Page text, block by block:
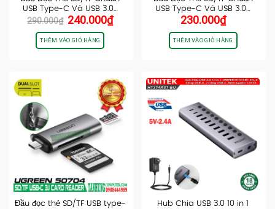
USB Type-C Và USB 3.0…
290.000₫ Giá
gốc
là:
290.000₫.
240.000₫Giá
THÊM VÀO GIỎ HÀNG
USB Type-C Và USB 3.0…
230.000₫
THÊM VÀO GIỎ HÀNG
Đầu đọc thẻ SD/TF USB type-
Hub Chia USB 3.0 10 in 1